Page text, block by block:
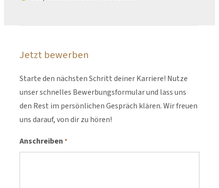
Jetzt bewerben
Starte den nächsten Schritt deiner Karriere! Nutze
unser schnelles Bewerbungsformular und lass uns
den Rest im persönlichen Gespräch klären. Wir freuen
uns darauf, von dir zu hören!
Anschreiben *